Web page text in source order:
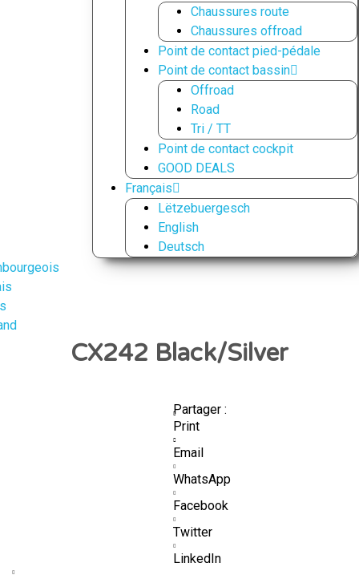
Chaussures route
Chaussures offroad
Point de contact pied-pédale
Point de contact bassin
Offroad
Road
Tri / TT
Point de contact cockpit
GOOD DEALS
Français
Lëtzebuergesch
English
Deutsch
CX242 Black/Silver
Partager :
Print
Email
WhatsApp
Facebook
Twitter
LinkedIn